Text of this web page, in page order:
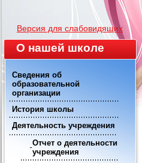
Версия для слабовидящих
О нашей школе
Сведения об
образовательной
организации
История школы
Деятельность учреждения
Отчет о деятельности
учреждения